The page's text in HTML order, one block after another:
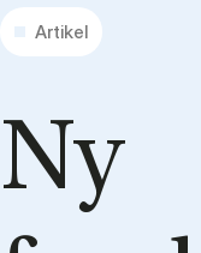
Artikel
Ny